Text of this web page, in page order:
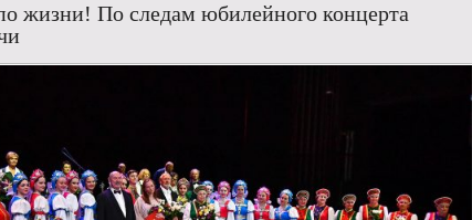
жизни! По следам юбилейного концерта